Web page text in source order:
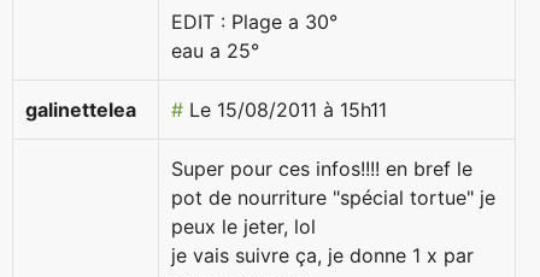
EDIT : Plage a 30°
eau a 25°
galinettelea # Le 15/08/2011 à 15h11
Super pour ces infos!!!! en bref le
pot de nourriture "spécial tortue" je
peux le jeter, lol
je vais suivre ça, je donne 1 x par